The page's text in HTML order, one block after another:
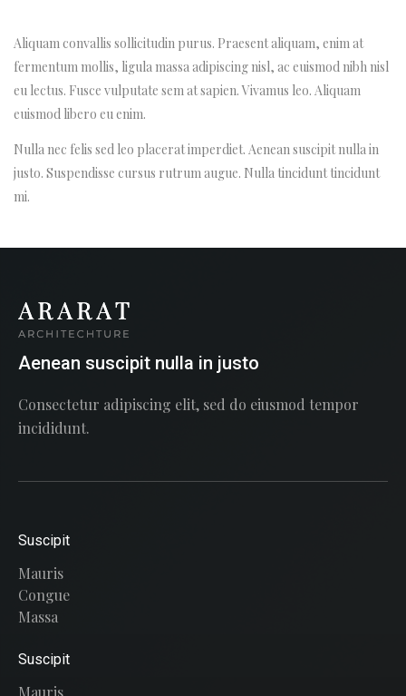
Aliquam convallis sollicitudin purus. Praesent aliquam, enim at
fermentum mollis, ligula massa adipiscing nisl, ac euismod nibh nisl
eu lectus. Fusce vulputate sem at sapien. Vivamus leo. Aliquam
euismod libero eu enim.
Nulla nec felis sed leo placerat imperdiet. Aenean suscipit nulla in
justo. Suspendisse cursus rutrum augue. Nulla tincidunt tincidunt
mi.
Aenean suscipit nulla in justo
Consectetur adipiscing elit, sed do eiusmod tempor
incididunt.
Suscipit
Mauris
Congue
Massa
Suscipit
Mauris